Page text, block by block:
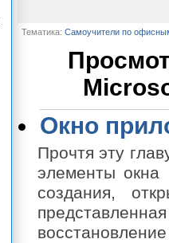
Тематика: Самоучители по
Окно
Прочтя эту
элементы окна
создания,